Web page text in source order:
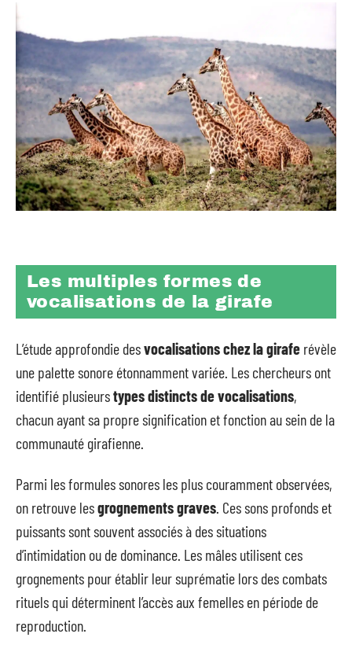
Les multiples formes de
vocalisations de la girafe
L’étude approfondie desvocalisations chez la girafe révèle
une palette sonore étonnamment variée. Les chercheurs ont
identifié plusieurstypes distincts de vocalisations,
chacun ayant sa propre signification et fonction au sein de la
communauté girafienne.
Parmi les formules sonores les plus couramment observées,
on retrouve lesgrognements graves. Ces sons profonds et
puissants sont souvent associés à des situations
d’intimidation ou de dominance. Les mâles utilisent ces
grognements pour établir leur suprématie lors des combats
rituels qui déterminent l’accès aux femelles en période de
reproduction.